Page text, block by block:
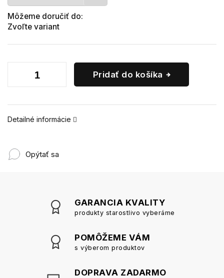
Môžeme doručiť do:
Zvoľte variant
Pridať do košíka
Detailné informácie
Opýtať sa
GARANCIA KVALITY
produkty starostlivo vyberáme
POMÔŽEME VÁM
s výberom produktov
DOPRAVA ZADARMO